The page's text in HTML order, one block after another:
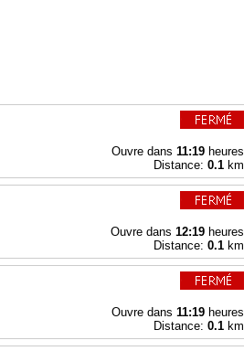
Ouvre dans 11:19heures
Distance: 0.1km
Ouvre dans 12:19heures
Distance: 0.1km
Ouvre dans 11:19heures
Distance: 0.1km